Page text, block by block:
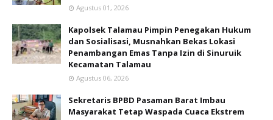
Agustus 01, 2026
Kapolsek Talamau Pimpin Penegakan Hukum
dan Sosialisasi, Musnahkan Bekas Lokasi
Penambangan Emas Tanpa Izin di Sinuruik
Kecamatan Talamau
Agustus 06, 2026
Sekretaris BPBD Pasaman Barat Imbau
Masyarakat Tetap Waspada Cuaca Ekstrem